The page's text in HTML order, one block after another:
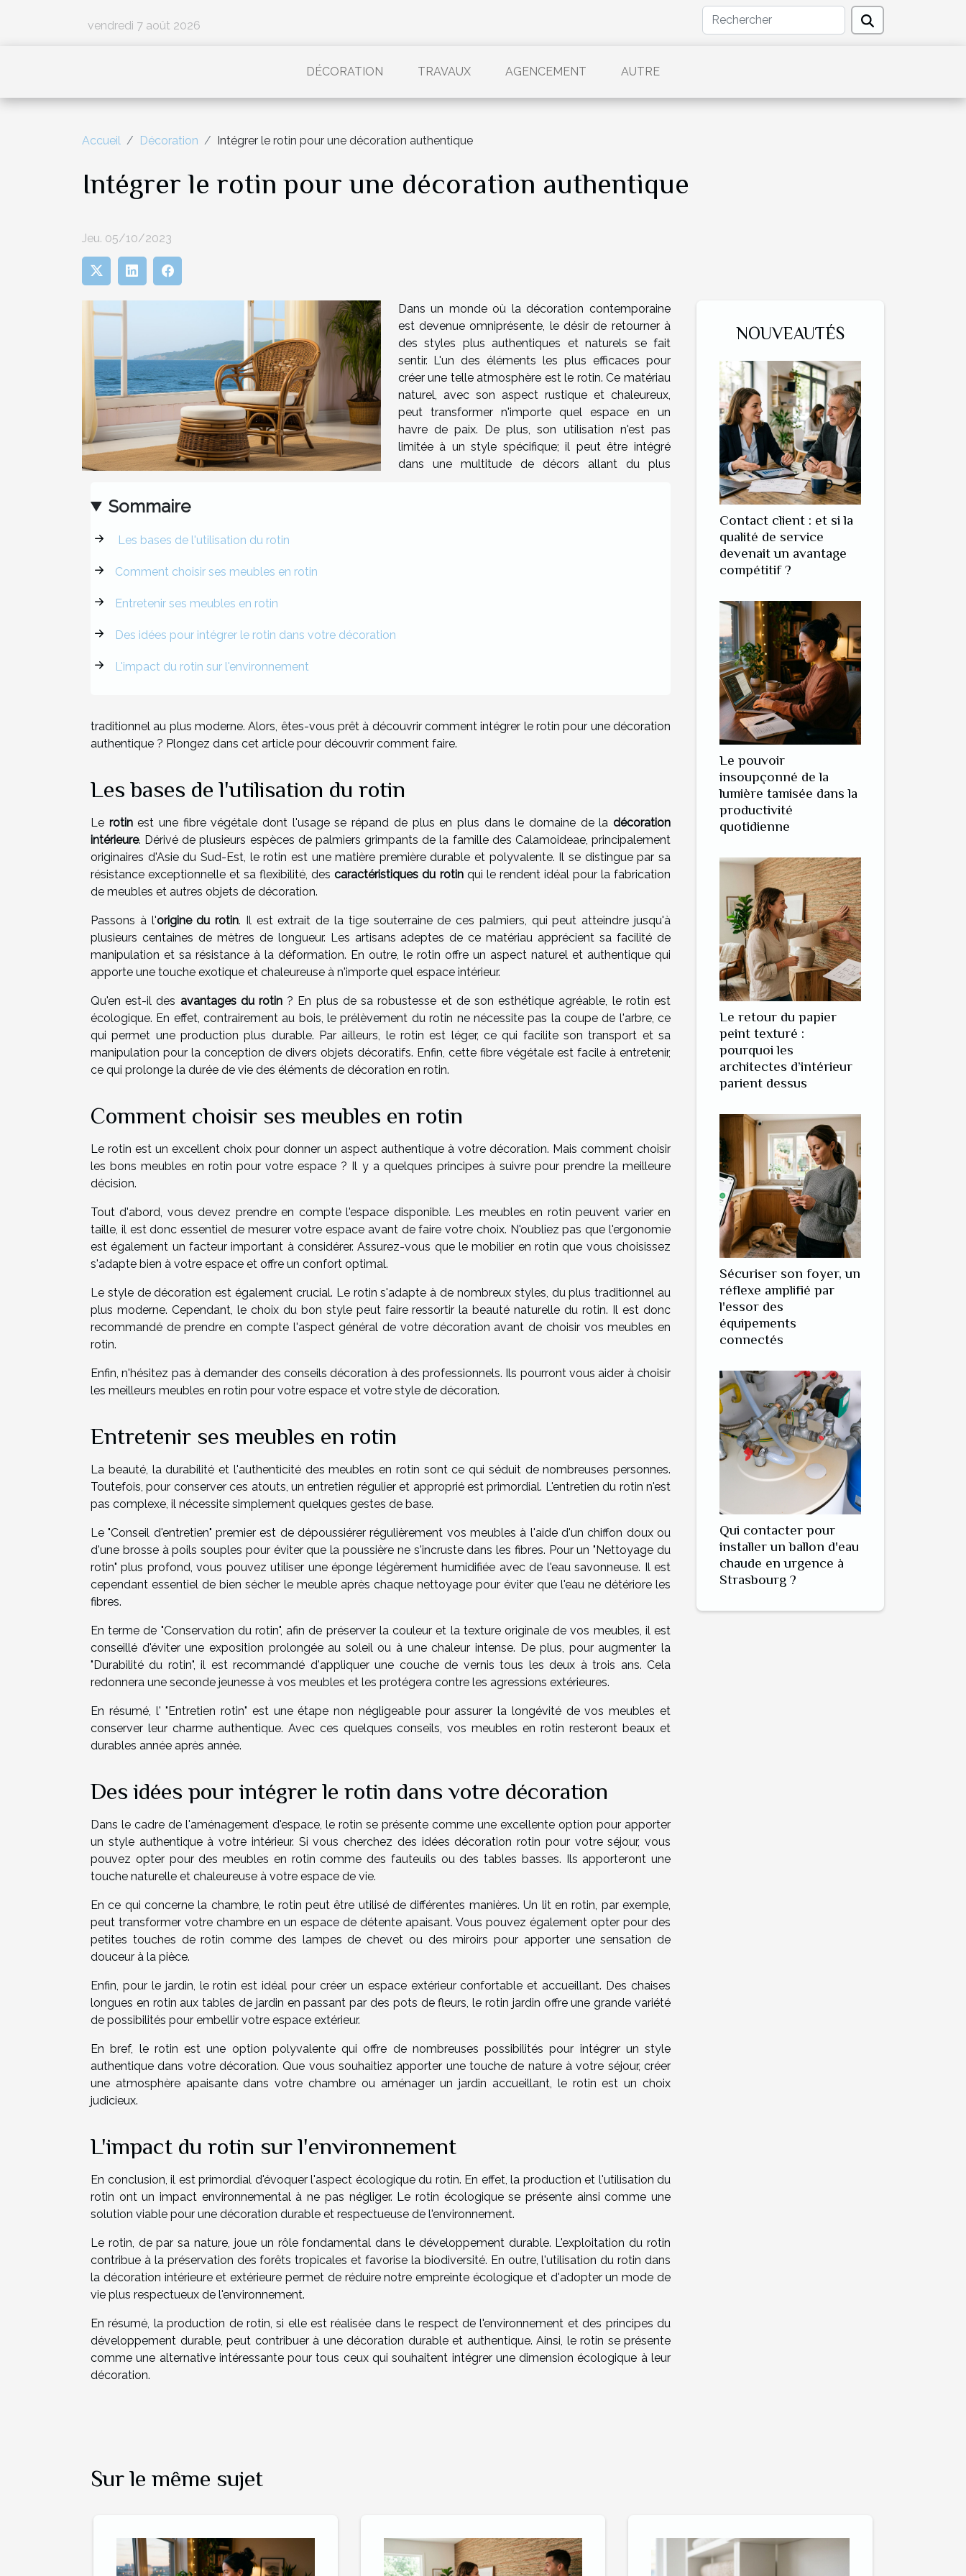
vendredi 7 août 2026
DÉCORATION TRAVAUX AGENCEMENT AUTRE
Accueil Décoration Intégrer le rotin pour une décoration authentique
Intégrer le rotin pour une décoration authentique
Jeu. 05/10/2023
Sommaire
Les bases de l'utilisation du rotin
Comment choisir ses meubles en rotin
Entretenir ses meubles en rotin
Des idées pour intégrer le rotin dans votre décoration
L'impact du rotin sur l'environnement
Dans un monde où la décoration contemporaine
est devenue omniprésente, le désir de retourner à
des styles plus authentiques et naturels se fait
sentir. L'un des éléments les plus efficaces pour
créer une telle atmosphère est le rotin. Ce matériau
naturel, avec son aspect rustique et chaleureux,
peut transformer n'importe quel espace en un
havre de paix. De plus, son utilisation n'est pas
limitée à un style spécifique; il peut être intégré
dans une multitude de décors allant du plus
traditionnel au plus moderne. Alors, êtes-vous prêt à découvrir comment intégrer le rotin pour une décoration
authentique ? Plongez dans cet article pour découvrir comment faire.
Les bases de l'utilisation du rotin
Le rotinest une fibre végétale dont l'usage se répand de plus en plus dans le domaine de ladécoration
intérieure. Dérivé de plusieurs espèces de palmiers grimpants de la famille des Calamoideae, principalement
originaires d'Asie du Sud-Est, le rotin est une matière première durable et polyvalente. Il se distingue par sa
résistance exceptionnelle et sa flexibilité, descaractéristiques du rotinqui le rendent idéal pour la fabrication
de meubles et autres objets de décoration.
Passons à l'origine du rotin. Il est extrait de la tige souterraine de ces palmiers, qui peut atteindre jusqu'à
plusieurs centaines de mètres de longueur. Les artisans adeptes de ce matériau apprécient sa facilité de
manipulation et sa résistance à la déformation. En outre, le rotin offre un aspect naturel et authentique qui
apporte une touche exotique et chaleureuse à n'importe quel espace intérieur.
Qu'en est-il des avantages du rotin ? En plus de sa robustesse et de son esthétique agréable, le rotin est
écologique. En effet, contrairement au bois, le prélèvement du rotin ne nécessite pas la coupe de l'arbre, ce
qui permet une production plus durable. Par ailleurs, le rotin est léger, ce qui facilite son transport et sa
manipulation pour la conception de divers objets décoratifs. Enfin, cette fibre végétale est facile à entretenir,
ce qui prolonge la durée de vie des éléments de décoration en rotin.
Comment choisir ses meubles en rotin
Le rotin est un excellent choix pour donner un aspect authentique à votre décoration. Mais comment choisir
les bons meubles en rotin pour votre espace ? Il y a quelques principes à suivre pour prendre la meilleure
décision.
Tout d'abord, vous devez prendre en compte l'espace disponible. Les meubles en rotin peuvent varier en
taille, il est donc essentiel de mesurer votre espace avant de faire votre choix. N'oubliez pas que l'ergonomie
est également un facteur important à considérer. Assurez-vous que le mobilier en rotin que vous choisissez
s'adapte bien à votre espace et offre un confort optimal.
Le style de décoration est également crucial. Le rotin s'adapte à de nombreux styles, du plus traditionnel au
plus moderne. Cependant, le choix du bon style peut faire ressortir la beauté naturelle du rotin. Il est donc
recommandé de prendre en compte l'aspect général de votre décoration avant de choisir vos meubles en
rotin.
Enfin, n'hésitez pas à demander des conseils décoration à des professionnels. Ils pourront vous aider à choisir
les meilleurs meubles en rotin pour votre espace et votre style de décoration.
Entretenir ses meubles en rotin
La beauté, la durabilité et l'authenticité des meubles en rotin sont ce qui séduit de nombreuses personnes.
Toutefois, pour conserver ces atouts, un entretien régulier et approprié est primordial. L'entretien du rotin n'est
pas complexe, il nécessite simplement quelques gestes de base.
Le "Conseil d'entretien" premier est de dépoussiérer régulièrement vos meubles à l'aide d'un chiffon doux ou
d'une brosse à poils souples pour éviter que la poussière ne s'incruste dans les fibres. Pour un "Nettoyage du
rotin" plus profond, vous pouvez utiliser une éponge légèrement humidifiée avec de l'eau savonneuse. Il est
cependant essentiel de bien sécher le meuble après chaque nettoyage pour éviter que l'eau ne détériore les
fibres.
En terme de "Conservation du rotin", afin de préserver la couleur et la texture originale de vos meubles, il est
conseillé d'éviter une exposition prolongée au soleil ou à une chaleur intense. De plus, pour augmenter la
"Durabilité du rotin", il est recommandé d'appliquer une couche de vernis tous les deux à trois ans. Cela
redonnera une seconde jeunesse à vos meubles et les protégera contre les agressions extérieures.
En résumé, l' "Entretien rotin" est une étape non négligeable pour assurer la longévité de vos meubles et
conserver leur charme authentique. Avec ces quelques conseils, vos meubles en rotin resteront beaux et
durables année après année.
Des idées pour intégrer le rotin dans votre décoration
Dans le cadre de l'aménagement d'espace, le rotin se présente comme une excellente option pour apporter
un style authentique à votre intérieur. Si vous cherchez des idées décoration rotin pour votre séjour, vous
pouvez opter pour des meubles en rotin comme des fauteuils ou des tables basses. Ils apporteront une
touche naturelle et chaleureuse à votre espace de vie.
En ce qui concerne la chambre, le rotin peut être utilisé de différentes manières. Un lit en rotin, par exemple,
peut transformer votre chambre en un espace de détente apaisant. Vous pouvez également opter pour des
petites touches de rotin comme des lampes de chevet ou des miroirs pour apporter une sensation de
douceur à la pièce.
Enfin, pour le jardin, le rotin est idéal pour créer un espace extérieur confortable et accueillant. Des chaises
longues en rotin aux tables de jardin en passant par des pots de fleurs, le rotin jardin offre une grande variété
de possibilités pour embellir votre espace extérieur.
En bref, le rotin est une option polyvalente qui offre de nombreuses possibilités pour intégrer un style
authentique dans votre décoration. Que vous souhaitiez apporter une touche de nature à votre séjour, créer
une atmosphère apaisante dans votre chambre ou aménager un jardin accueillant, le rotin est un choix
judicieux.
L'impact du rotin sur l'environnement
En conclusion, il est primordial d'évoquer l'aspect écologique du rotin. En effet, la production et l'utilisation du
rotin ont un impact environnemental à ne pas négliger. Le rotin écologique se présente ainsi comme une
solution viable pour une décoration durable et respectueuse de l'environnement.
Le rotin, de par sa nature, joue un rôle fondamental dans le développement durable. L'exploitation du rotin
contribue à la préservation des forêts tropicales et favorise la biodiversité. En outre, l'utilisation du rotin dans
la décoration intérieure et extérieure permet de réduire notre empreinte écologique et d'adopter un mode de
vie plus respectueux de l'environnement.
En résumé, la production de rotin, si elle est réalisée dans le respect de l'environnement et des principes du
développement durable, peut contribuer à une décoration durable et authentique. Ainsi, le rotin se présente
comme une alternative intéressante pour tous ceux qui souhaitent intégrer une dimension écologique à leur
décoration.
NOUVEAUTÉS
Contact client : et si la
qualité de service
devenait un avantage
compétitif ?
Le pouvoir
insoupçonné de la
lumière tamisée dans la
productivité
quotidienne
Le retour du papier
peint texturé :
pourquoi les
architectes d’intérieur
parient dessus
Sécuriser son foyer, un
réflexe amplifié par
l'essor des
équipements
connectés
Qui contacter pour
installer un ballon d'eau
chaude en urgence à
Strasbourg ?
Sur le même sujet